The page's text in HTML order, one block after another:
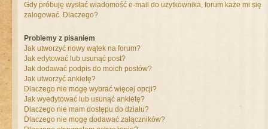
Gdy próbuję wysłać wiadomość e-mail do użytkownika, forum każe mi się
zalogować. Dlaczego?
Problemy z pisaniem
Jak utworzyć nowy wątek na forum?
Jak edytować lub usunąć post?
Jak dodawać podpis do moich postów?
Jak utworzyć ankietę?
Dlaczego nie mogę wybrać więcej opcji?
Jak wyedytować lub usunąć ankietę?
Dlaczego nie mam dostępu do działu?
Dlaczego nie mogę dodawać załączników?